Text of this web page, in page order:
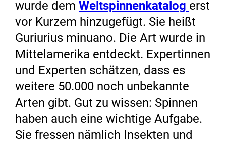
wurde dem Weltspinnenkatalog erst
vor Kurzem hinzugefügt. Sie heißt
Guriurius minuano. Die Art wurde in
Mittelamerika entdeckt. Expertinnen
und Experten schätzen, dass es
weitere 50.000 noch unbekannte
Arten gibt. Gut zu wissen: Spinnen
haben auch eine wichtige Aufgabe.
Sie fressen nämlich Insekten und